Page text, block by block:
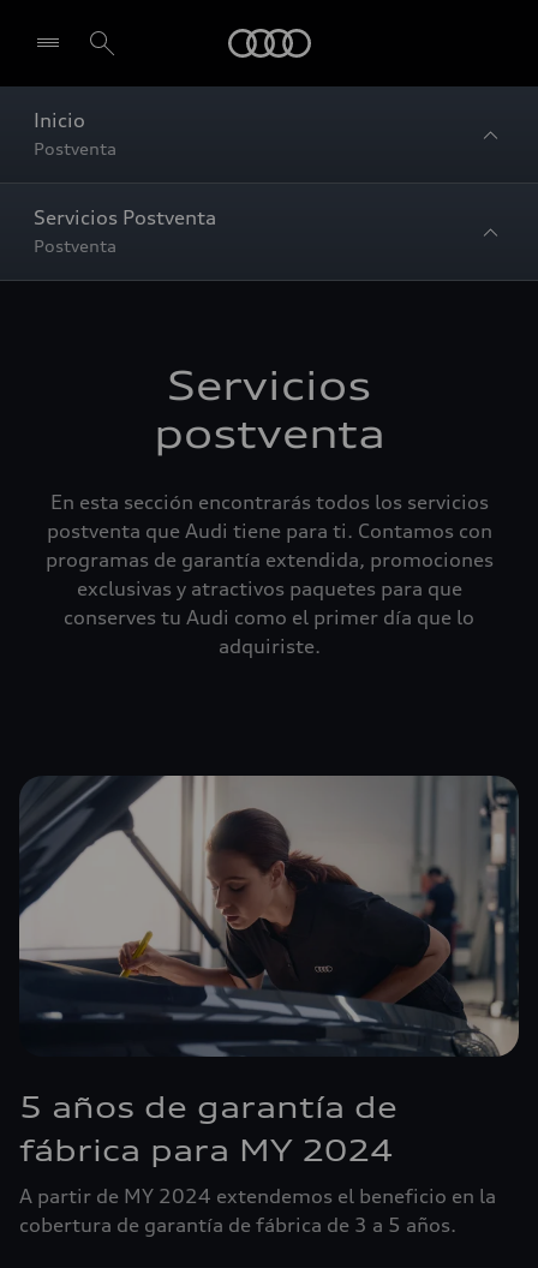
Inicio
Postventa
Servicios Postventa
Postventa
Servicios
postventa
En esta sección encontrarás todos los servicios
postventa que Audi tiene para ti. Contamos con
programas de garantía extendida, promociones
exclusivas y atractivos paquetes para que
conserves tu Audi como el primer día que lo
adquiriste.
5 años de garantía de
fábrica para MY 2024
A partir de MY 2024 extendemos el beneficio en la
cobertura de garantía de fábrica de 3 a 5 años.